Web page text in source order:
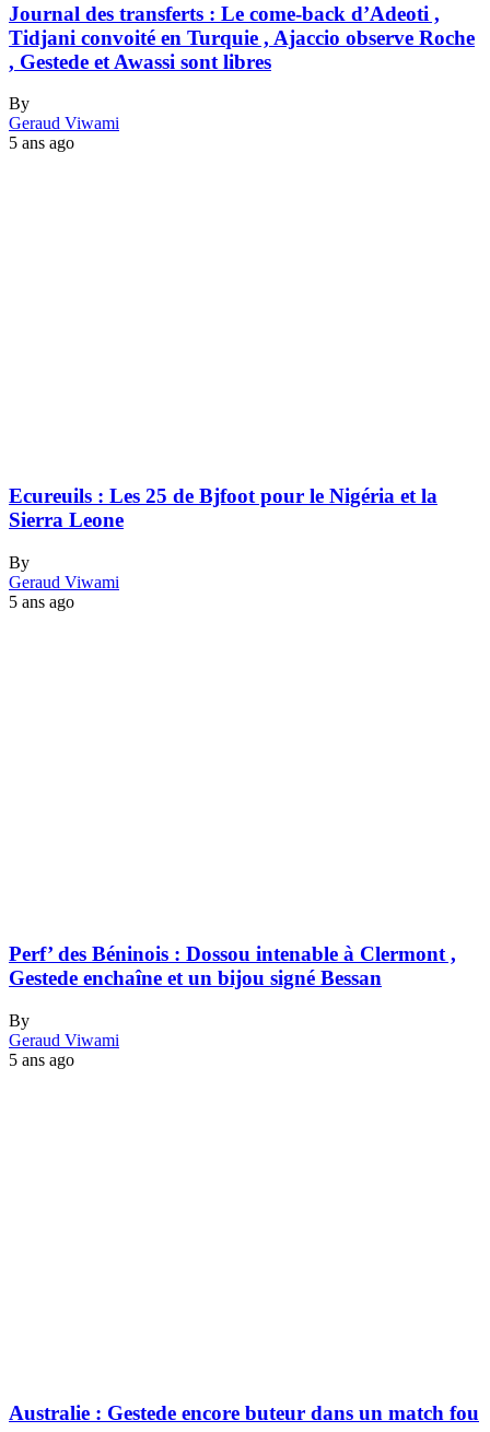
Journal des transferts : Le come-back d’Adeoti ,
Tidjani convoité en Turquie , Ajaccio observe Roche
, Gestede et Awassi sont libres
By
Geraud Viwami
5 ans ago
Ecureuils : Les 25 de Bjfoot pour le Nigéria et la
Sierra Leone
By
Geraud Viwami
5 ans ago
Perf’ des Béninois : Dossou intenable à Clermont ,
Gestede enchaîne et un bijou signé Bessan
By
Geraud Viwami
5 ans ago
Australie : Gestede encore buteur dans un match fou